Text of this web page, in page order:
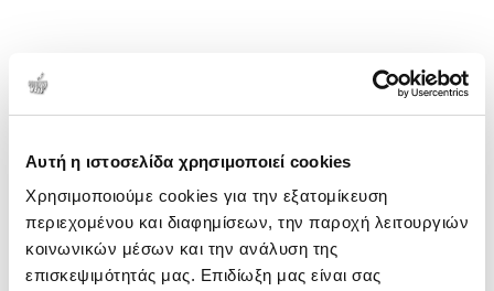
Αυτή η ιστοσελίδα χρησιμοποιεί cookies
Χρησιμοποιούμε cookies για την εξατομίκευση
περιεχομένου και διαφημίσεων, την παροχή λειτουργιών
κοινωνικών μέσων και την ανάλυση της
επισκεψιμότητάς μας. Επιδίωξη μας είναι σας